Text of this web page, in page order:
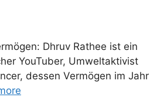
Dhruv Rathee ist ein
YouTuber, Umweltaktivist
dessen Vermögen im Jahr